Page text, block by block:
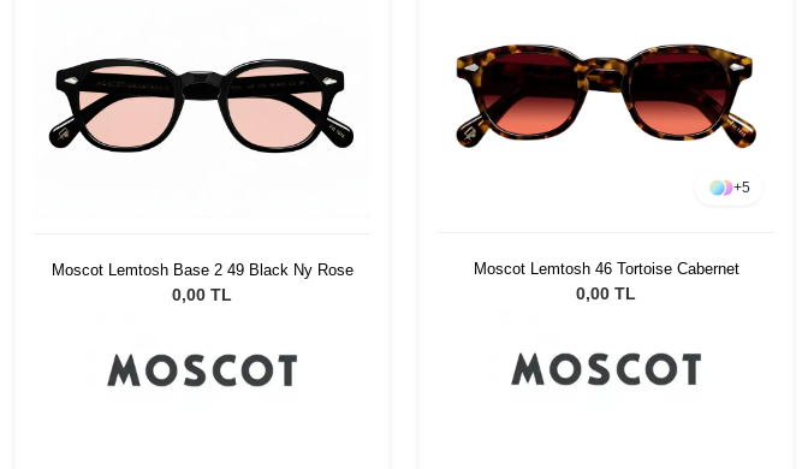
Moscot Lemtosh Base 2 49 Black Ny Rose
0,00 TL
+5
Moscot Lemtosh 46 Tortoise Cabernet
0,00 TL